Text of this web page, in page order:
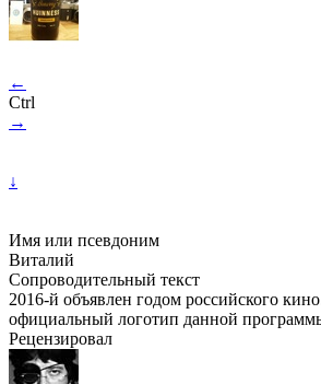
←
Ctrl
→
↓
Имя или псевдоним
Виталий
Сопроводительный текст
2016-й объявлен годом российского
официальный логотип данной
Рецензировал